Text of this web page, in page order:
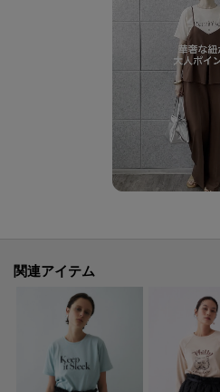
お得な情報をいち早くお届けいたします！
アイテムページにある、ハートマークを
ーーーーーーーーーーーーーーーーーー
※照明の関係により、実際よりも色味が
関連アイテム